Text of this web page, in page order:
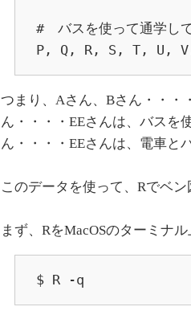
#　バスを使って通学し
P, Q, R, S, T, U,
つまり、Aさん、Bさん・・・
ん・・・・EEさんは、バスを
ん・・・・EEさんは、電車と
このデータを使って、Rでベン
まず、RをMacOSのターミナ
$ R -q